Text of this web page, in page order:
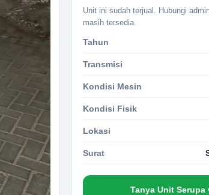
Unit ini sudah terjual. Hubungi
masih tersedia.
Tahun
Transmisi
Kondisi Mesin
Kondisi Fisik
Lokasi
Surat
Tanya Unit Serupa